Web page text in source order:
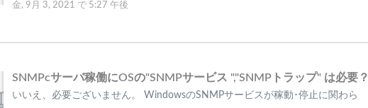
金, 9月 3, 2021 で 5:27 午後
SNMPcサーバ稼働にOSの"SNMPサービス ","SNMPトラップ" は必要？
いいえ、必要ございません。 WindowsのSNMPサービスが稼動･停止に関わら